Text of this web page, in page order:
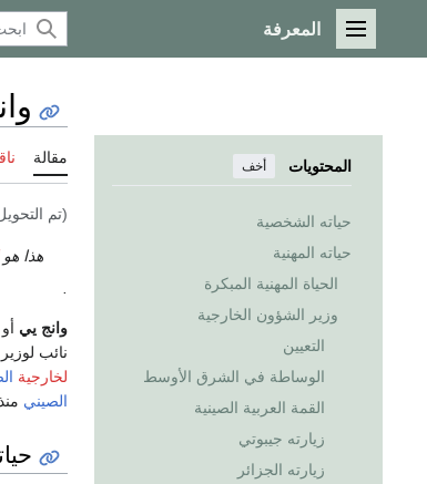
القائمة الرئيسية
المعرفة
المحتويات أخف
حياته الشخصية
حياته المهنية
الحياة المهنية المبكرة
وزير الشؤون الخارجية
التعيين
الوساطة في الشرق الأوسط
القمة العربية الصينية
زيارته جيبوتي
زيارته الجزائر
مقالة
(تم
هذا
وانج يي أو
نائب
لخارجية
الصيني منذ 2022.